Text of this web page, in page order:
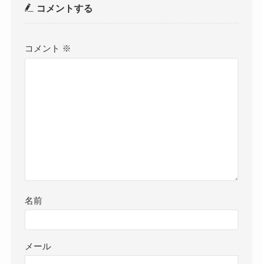
コメントする
コメント ※
名前
メール